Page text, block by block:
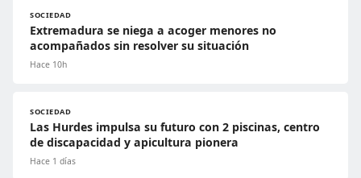
SOCIEDAD
Extremadura se niega a acoger menores no
acompañados sin resolver su situación
Hace 10h
SOCIEDAD
Las Hurdes impulsa su futuro con 2 piscinas, centro
de discapacidad y apicultura pionera
Hace 1 días